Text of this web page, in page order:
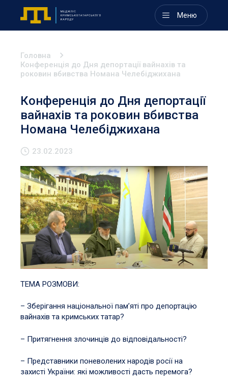
Меню
Головна
Конференція до Дня депортації вайнахів та
роковин вбивства Номана Челебіджихана
Конференція до Дня депортації
вайнахів та роковин вбивства
Номана Челебіджихана
23.02.2023
ТЕМА РОЗМОВИ:
– Зберігання національної пам’яті про депортацію
вайнахів та кримських татар?
– Притягнення злочинців до відповідальності?
– Представники поневолених народів росії на
захисті України: які можливості дасть перемога?